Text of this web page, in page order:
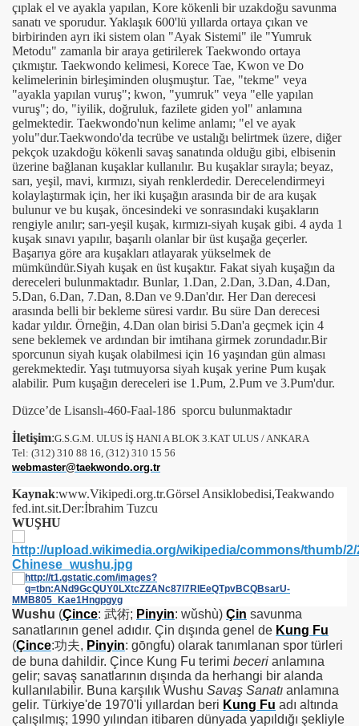
çıplak el ve ayakla yapılan, Kore kökenli bir uzakdoğu savunma
sanatı ve sporudur. Yaklaşık 600'lü yıllarda ortaya çıkan ve
birbirinden ayrı iki sistem olan "Ayak Sistemi" ile "Yumruk
Metodu" zamanla bir araya getirilerek Taekwondo ortaya
çıkmıştır. Taekwondo kelimesi, Korece Tae, Kwon ve Do
kelimelerinin birleşiminden oluşmuştur. Tae, "tekme" veya
"ayakla yapılan vuruş"; kwon, "yumruk" veya "elle yapılan
vuruş"; do, "iyilik, doğruluk, fazilete giden yol" anlamına
gelmektedir. Taekwondo'nun kelime anlamı; "el ve ayak
yolu"dur.Taekwondo'da tecrübe ve ustalığı belirtmek üzere, diğer
pekçok uzakdoğu kökenli savaş sanatında olduğu gibi, elbisenin
üzerine bağlanan kuşaklar kullanılır. Bu kuşaklar sırayla; beyaz,
sarı, yeşil, mavi, kırmızı, siyah renklerdedir. Derecelendirmeyi
kolaylaştırmak için, her iki kuşağın arasında bir de ara kuşak
bulunur ve bu kuşak, öncesindeki ve sonrasındaki kuşakların
rengiyle anılır; sarı-yeşil kuşak, kırmızı-siyah kuşak gibi. 4 ayda 1
kuşak sınavı yapılır, başarılı olanlar bir üst kuşağa geçerler.
Başarıya göre ara kuşakları atlayarak yükselmek de
mümkündür.Siyah kuşak en üst kuşaktır. Fakat siyah kuşağın da
dereceleri bulunmaktadır. Bunlar, 1.Dan, 2.Dan, 3.Dan, 4.Dan,
5.Dan, 6.Dan, 7.Dan, 8.Dan ve 9.Dan'dır. Her Dan derecesi
arasında belli bir bekleme süresi vardır. Bu süre Dan derecesi
kadar yıldır. Örneğin, 4.Dan olan birisi 5.Dan'a geçmek için 4
sene beklemek ve ardından bir imtihana girmek zorundadır.Bir
sporcunun siyah kuşak olabilmesi için 16 yaşından gün alması
gerekmektedir. Yaşı tutmuyorsa siyah kuşak yerine Pum kuşak
alabilir. Pum kuşağın dereceleri ise 1.Pum, 2.Pum ve 3.Pum'dur.
Düzce’de Lisanslı-460-Faal-186 sporcu bulunmaktadır
İletişim:G.S.G.M. ULUS İŞ HANI A BLOK 3.KAT ULUS / ANKARA
Tel: (312) 310 88 16, (312) 310 15 56
webmaster@taekwondo.org.tr
Kaynak:www.Vikipedi.org.tr.Görsel Ansiklobedisi,Teakwando
fed.int.sit.Der:İbrahim Tuzcu
WUŞHU
Wushu (Çince: 武術; Pinyin: wǔshù) Çin savunma
sanatlarının genel adıdır. Çin dışında genel de Kung Fu
(Çince:功夫, Pinyin: gōngfu) olarak tanımlanan spor türleri
de buna dahildir. Çince Kung Fu terimi beceri anlamına
gelir; savaş sanatlarının dışında da herhangi bir alanda
kullanılabilir. Buna karşılık Wushu Savaş Sanatı anlamına
gelir. Türkiye'de 1970'li yıllardan beri Kung Fu adı altında
çalışılmış; 1990 yılından itibaren dünyada yapıldığı şekliyle